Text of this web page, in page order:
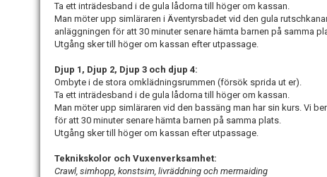
Ta ett inträdesband i de gula lådorna till höger om kassan.
Man möter upp simläraren i Äventyrsbadet vid den gula
anläggningen för att 30 minuter senare hämta barnen på samma
Utgång sker till höger om kassan efter utpassage.
Djup 1, Djup 2, Djup 3 och djup 4:
Ombyte i de stora omklädningsrummen (försök sprida ut er).
Ta ett inträdesband i de gula lådorna till höger om kassan.
Man möter upp simläraren vid den bassäng man har sin kurs. Vi
för att 30 minuter senare hämta barnen på samma plats.
Utgång sker till höger om kassan efter utpassage.
Teknikskolor och Vuxenverksamhet:
Crawl, simhopp, konstsim, livräddning och mermaiding